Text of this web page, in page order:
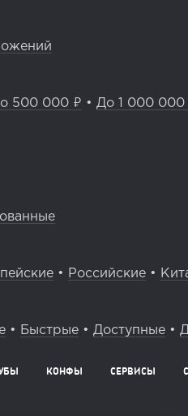
500 000 ₽ • До 1 000 000
• Российские •
• Быстрые • Доступные •
КОНФЫ СЕРВИСЫ